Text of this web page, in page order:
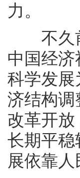
力。
不久前
中国经
科学发展
济结构调
改革开
长期平稳
展依靠